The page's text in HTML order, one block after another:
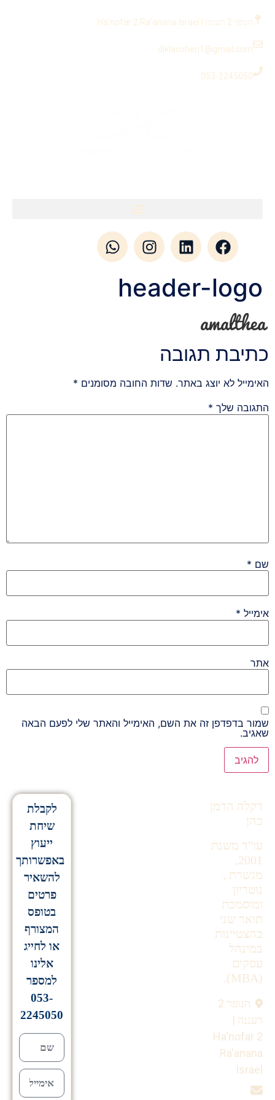
הנופר 2 רעננה | Ha'nofar 2 Ra'anana Israel
diklacohen1@gmail.com
053-2245050
header-logo
כתיבת תגובה
האימייל לא יוצג באתר. שדות החובה מסומנים *
התגובה שלך *
שם *
אימייל *
אתר
שמור בדפדפן זה את השם, האימייל והאתר שלי לפעם הבאה
שאגיב.
דקלה הרמן
כהן
עו"ד משנת
2001,
מגשרת ,
נוטריון
ומוסמכת
תואר שני
בהצטיינות
במינהל
עסקים
(MBA).
הנופר 2
רעננה |
Ha'nofar 2
Ra'anana
Israel
לקבלת
שיחת
ייעוץ
באפשרותך
להשאיר
פרטים
בטופס
המצורף
או לחייג
אלינו
למספר
053-
2245050